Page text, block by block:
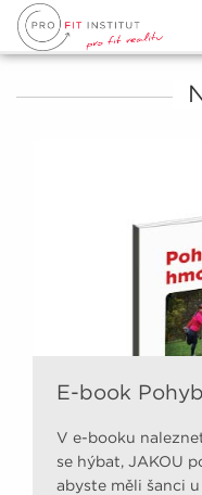
E-book
V e-booku
se hýbat, JAKOU
abyste měli šanci